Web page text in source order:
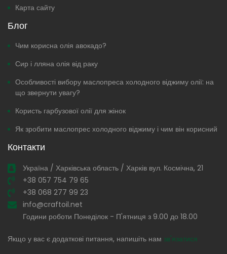
Карта сайту
Блог
Чим корисна олія авокадо?
Сир і лляна олія від раку
Особливості вибору маслопреса холодного віджиму олії: на
що звернути увагу?
Користь гарбузової олії для жінок
Як зробити маслопрес холодного віджиму і чим він корисний
Контакти
Україна / Харківська область / Харків вул. Космічна, 21
+38 057 754 79 65
+38 068 277 99 23
info@craftoil.net
Години роботи Понеділок - П'ятниця з 9.00 до 18.00
Якщо у вас є додаткові питання, напишіть нам зв'язатися